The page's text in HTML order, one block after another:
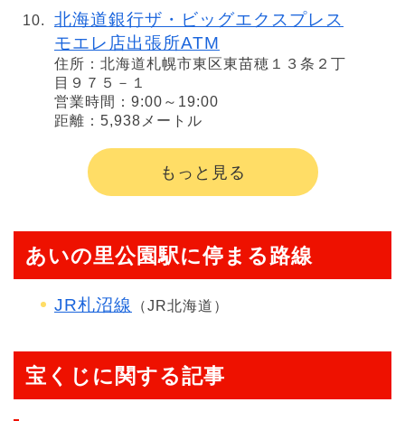
北海道銀行ザ・ビッグエクスプレス
モエレ店出張所ATM
住所：北海道札幌市東区東苗穂１３条２丁
目９７５－１
営業時間：9:00～19:00
距離：5,938メートル
もっと見る
あいの里公園駅に停まる路線
JR札沼線 （JR北海道）
宝くじに関する記事